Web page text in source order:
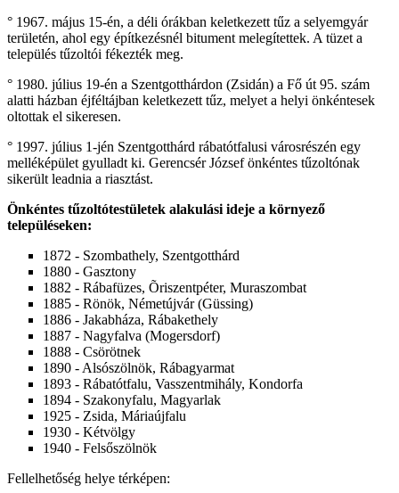
° 1967. május 15-én, a déli órákban keletkezett tűz a selyemgyár
területén, ahol egy építkezésnél bitument melegítettek. A tüzet a
település tűzoltói fékezték meg.
° 1980. július 19-én a Szentgotthárdon (Zsidán) a Fő út 95. szám
alatti házban éjféltájban keletkezett tűz, melyet a helyi önkéntesek
oltottak el sikeresen.
° 1997. július 1-jén Szentgotthárd rábatótfalusi városrészén egy
melléképület gyulladt ki. Gerencsér József önkéntes tűzoltónak
sikerült leadnia a riasztást.
Önkéntes tűzoltótestületek alakulási ideje a környező
településeken:
1872 - Szombathely, Szentgotthárd
1880 - Gasztony
1882 - Rábafüzes, Õriszentpéter, Muraszombat
1885 - Rönök, Németújvár (Güssing)
1886 - Jakabháza, Rábakethely
1887 - Nagyfalva (Mogersdorf)
1888 - Csörötnek
1890 - Alsószölnök, Rábagyarmat
1893 - Rábatótfalu, Vasszentmihály, Kondorfa
1894 - Szakonyfalu, Magyarlak
1925 - Zsida, Máriaújfalu
1930 - Kétvölgy
1940 - Felsőszölnök
Fellelhetőség helye térképen: